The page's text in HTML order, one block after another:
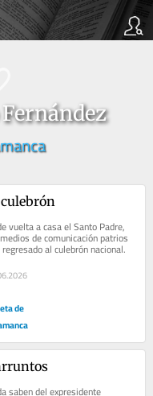
vuelta a casa el Santo Padre,
de comunicación patrios
regresado al culebrón nacional.
de
saben del expresidente